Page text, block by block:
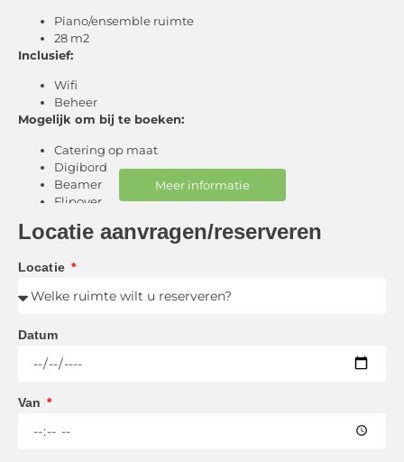
Piano/ensemble ruimte
28 m2
Inclusief:
Wifi
Beheer
Mogelijk om bij te boeken:
Catering op maat
Digibord
Beamer
Flipover
Sociaal-cultureel tarief: €2,38 (per uur)
Meer informatie
Locatie aanvragen/reserveren
Locatie
Datum
Van